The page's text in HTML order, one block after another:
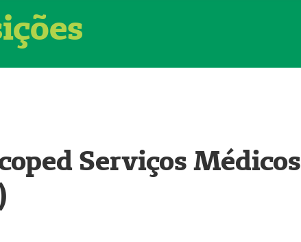
Serviços Médicos